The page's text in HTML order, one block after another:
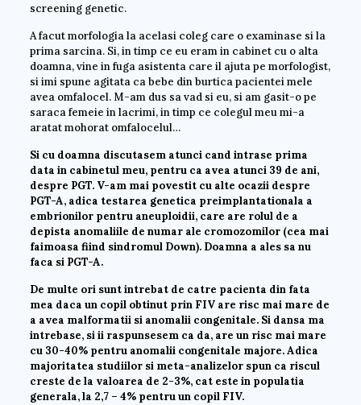
screening genetic.
A facut morfologia la acelasi coleg care o examinase si la
prima sarcina. Si, in timp ce eu eram in cabinet cu o alta
doamna, vine in fuga asistenta care il ajuta pe morfologist,
si imi spune agitata ca bebe din burtica pacientei mele
avea omfalocel. M-am dus sa vad si eu, si am gasit-o pe
saraca femeie in lacrimi, in timp ce colegul meu mi-a
aratat mohorat omfalocelul…
Si cu doamna discutasem atunci cand intrase prima
data in cabinetul meu, pentru ca avea atunci 39 de ani,
despre PGT. V-am mai povestit cu alte ocazii despre
PGT-A, adica testarea genetica preimplantationala a
embrionilor pentru aneuploidii, care are rolul de a
depista anomaliile de numar ale cromozomilor (cea mai
faimoasa fiind sindromul Down). Doamna a ales sa nu
faca si PGT-A.
De multe ori sunt intrebat de catre pacienta din fata
mea daca un copil obtinut prin FIV are risc mai mare de
a avea malformatii si anomalii congenitale. Si dansa ma
intrebase, si ii raspunsesem ca da, are un risc mai mare
cu 30-40% pentru anomalii congenitale majore. Adica
majoritatea studiilor si meta-analizelor spun ca riscul
creste de la valoarea de 2-3%, cat este in populatia
generala, la 2,7 – 4% pentru un copil FIV.